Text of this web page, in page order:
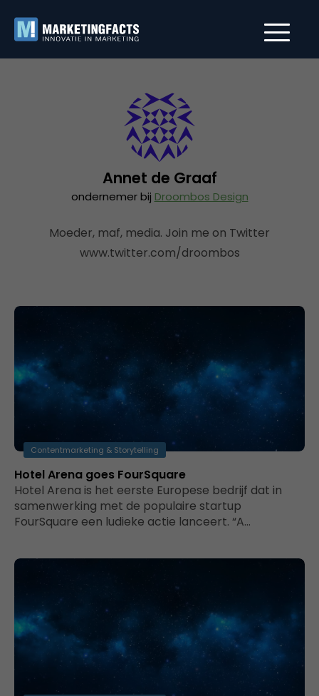
Annet de Graaf
ondernemer bij Droombos Design
Moeder, maf, media. Join me on Twitter
www.twitter.com/droombos
Contentmarketing & Storytelling
Hotel Arena goes FourSquare
Hotel Arena is het eerste Europese bedrijf dat in
samenwerking met de populaire startup
FourSquare een ludieke actie lanceert. “A…